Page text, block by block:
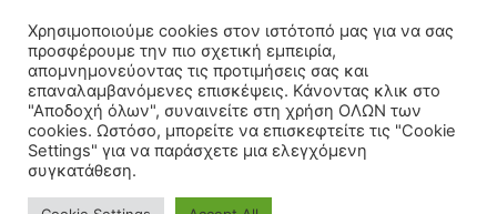
Copyrights 2025Wetravel.gr
Χρησιμοποιούμε cookies στον ιστότοπό μας για να σας
προσφέρουμε την πιο σχετική εμπειρία,
απομνημονεύοντας τις προτιμήσεις σας και
επαναλαμβανόμενες επισκέψεις. Κάνοντας κλικ στο
"Αποδοχή όλων", συναινείτε στη χρήση ΟΛΩΝ των
cookies. Ωστόσο, μπορείτε να επισκεφτείτε τις "Cookie
Settings" για να παράσχετε μια ελεγχόμενη
συγκατάθεση.